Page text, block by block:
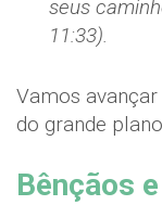
seus
11:33).
Vamos
do grande
Bênçãos